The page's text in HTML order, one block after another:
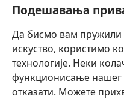
Подешавања
Да бисмо вам пружили
искуство, користимо
технологије. Неки
функционисање нашег
отказати. Можете
(отвара
нови
прозор)ОНЛАЈН БИБЛИОТЕКА
(отвара
нови
прозор)JW Hub®
(отвара
нови
прозор)JW Library